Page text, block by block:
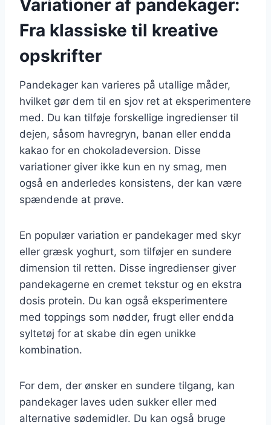
Variationer af pandekager:
Fra klassiske til kreative
opskrifter
Pandekager kan varieres på utallige måder,
hvilket gør dem til en sjov ret at eksperimentere
med. Du kan tilføje forskellige ingredienser til
dejen, såsom havregryn, banan eller endda
kakao for en chokoladeversion. Disse
variationer giver ikke kun en ny smag, men
også en anderledes konsistens, der kan være
spændende at prøve.
En populær variation er pandekager med skyr
eller græsk yoghurt, som tilføjer en sundere
dimension til retten. Disse ingredienser giver
pandekagerne en cremet tekstur og en ekstra
dosis protein. Du kan også eksperimentere
med toppings som nødder, frugt eller endda
syltetøj for at skabe din egen unikke
kombination.
For dem, der ønsker en sundere tilgang, kan
pandekager laves uden sukker eller med
alternative sødemidler. Du kan også bruge